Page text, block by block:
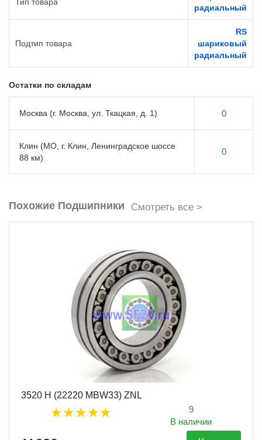
Тип товара
радиальный
Подтип товара
RS
шариковый
радиальный
Остатки по складам
Москва (г. Москва, ул. Ткацкая, д. 1) 0
Клин (МО, г. Клин, Ленинградское шоссе
88 км)
0
Похожие Подшипники Смотреть все >
3520 H (22220 MBW33) ZNL
9
В наличии